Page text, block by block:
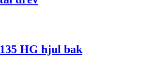
HG hjul bak